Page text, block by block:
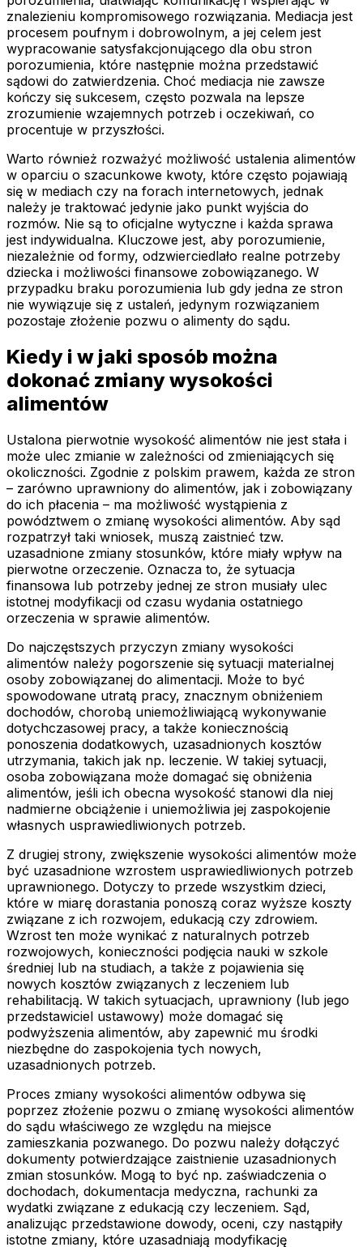
znalezieniu kompromisowego rozwiązania. Mediacja jest
procesem poufnym i dobrowolnym, a jej celem jest
wypracowanie satysfakcjonującego dla obu stron
porozumienia, które następnie można przedstawić
sądowi do zatwierdzenia. Choć mediacja nie zawsze
kończy się sukcesem, często pozwala na lepsze
zrozumienie wzajemnych potrzeb i oczekiwań, co
procentuje w przyszłości.
Warto również rozważyć możliwość ustalenia alimentów
w oparciu o szacunkowe kwoty, które często pojawiają
się w mediach czy na forach internetowych, jednak
należy je traktować jedynie jako punkt wyjścia do
rozmów. Nie są to oficjalne wytyczne i każda sprawa
jest indywidualna. Kluczowe jest, aby porozumienie,
niezależnie od formy, odzwierciedlało realne potrzeby
dziecka i możliwości finansowe zobowiązanego. W
przypadku braku porozumienia lub gdy jedna ze stron
nie wywiązuje się z ustaleń, jedynym rozwiązaniem
pozostaje złożenie pozwu o alimenty do sądu.
Kiedy i w jaki sposób można
dokonać zmiany wysokości
alimentów
Ustalona pierwotnie wysokość alimentów nie jest stała i
może ulec zmianie w zależności od zmieniających się
okoliczności. Zgodnie z polskim prawem, każda ze stron
– zarówno uprawniony do alimentów, jak i zobowiązany
do ich płacenia – ma możliwość wystąpienia z
powództwem o zmianę wysokości alimentów. Aby sąd
rozpatrzył taki wniosek, muszą zaistnieć tzw.
uzasadnione zmiany stosunków, które miały wpływ na
pierwotne orzeczenie. Oznacza to, że sytuacja
finansowa lub potrzeby jednej ze stron musiały ulec
istotnej modyfikacji od czasu wydania ostatniego
orzeczenia w sprawie alimentów.
Do najczęstszych przyczyn zmiany wysokości
alimentów należy pogorszenie się sytuacji materialnej
osoby zobowiązanej do alimentacji. Może to być
spowodowane utratą pracy, znacznym obniżeniem
dochodów, chorobą uniemożliwiającą wykonywanie
dotychczasowej pracy, a także koniecznością
ponoszenia dodatkowych, uzasadnionych kosztów
utrzymania, takich jak np. leczenie. W takiej sytuacji,
osoba zobowiązana może domagać się obniżenia
alimentów, jeśli ich obecna wysokość stanowi dla niej
nadmierne obciążenie i uniemożliwia jej zaspokojenie
własnych usprawiedliwionych potrzeb.
Z drugiej strony, zwiększenie wysokości alimentów może
być uzasadnione wzrostem usprawiedliwionych potrzeb
uprawnionego. Dotyczy to przede wszystkim dzieci,
które w miarę dorastania ponoszą coraz wyższe koszty
związane z ich rozwojem, edukacją czy zdrowiem.
Wzrost ten może wynikać z naturalnych potrzeb
rozwojowych, konieczności podjęcia nauki w szkole
średniej lub na studiach, a także z pojawienia się
nowych kosztów związanych z leczeniem lub
rehabilitacją. W takich sytuacjach, uprawniony (lub jego
przedstawiciel ustawowy) może domagać się
podwyższenia alimentów, aby zapewnić mu środki
niezbędne do zaspokojenia tych nowych,
uzasadnionych potrzeb.
Proces zmiany wysokości alimentów odbywa się
poprzez złożenie pozwu o zmianę wysokości alimentów
do sądu właściwego ze względu na miejsce
zamieszkania pozwanego. Do pozwu należy dołączyć
dokumenty potwierdzające zaistnienie uzasadnionych
zmian stosunków. Mogą to być np. zaświadczenia o
dochodach, dokumentacja medyczna, rachunki za
wydatki związane z edukacją czy leczeniem. Sąd,
analizując przedstawione dowody, oceni, czy nastąpiły
istotne zmiany, które uzasadniają modyfikację